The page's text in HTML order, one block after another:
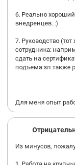
6. Реально
внедренцев. :)
7. Руководство
сотрудника:
сдать на
подъема зп также
Для меня опыт
Из минусов,